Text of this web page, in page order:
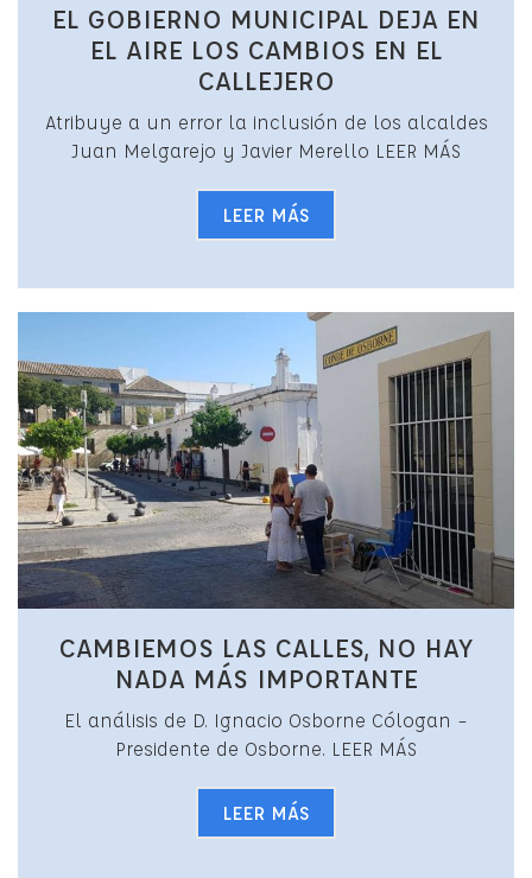
EL GOBIERNO MUNICIPAL DEJA EN
EL AIRE LOS CAMBIOS EN EL
CALLEJERO
Atribuye a un error la inclusión de los alcaldes
Juan Melgarejo y Javier Merello LEER MÁS
LEER MÁS
CAMBIEMOS LAS CALLES, NO HAY
NADA MÁS IMPORTANTE
El análisis de D. Ignacio Osborne Cólogan –
Presidente de Osborne. LEER MÁS
LEER MÁS